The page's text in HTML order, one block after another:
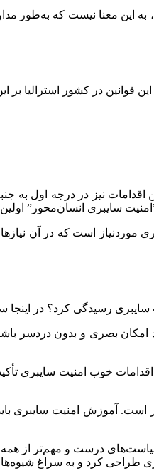
این معنا نیست که به‌طور
قوانین در کشور استرالیا بر
اقدامات نیز در درجه اول
سایبری انسان‌محور”
است که در آن
رسیدگی کرد؟ در
بصری و بدون دردسر
خوب امنیت سایبری
آموزش امنیت سایبری
سیاست‌های درست و مهم‌تر از
طراحی کرد و به سراغ